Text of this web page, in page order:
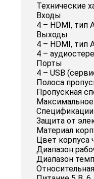
Технические
Входы
4 – HDMI, тип
Выходы
4 – HDMI, тип
4 –
Порты
4 – USB
Полоса
Пропускная
Спецификации
Защита от
Материал
Цвет корпуса
Диапазон
Диапазон